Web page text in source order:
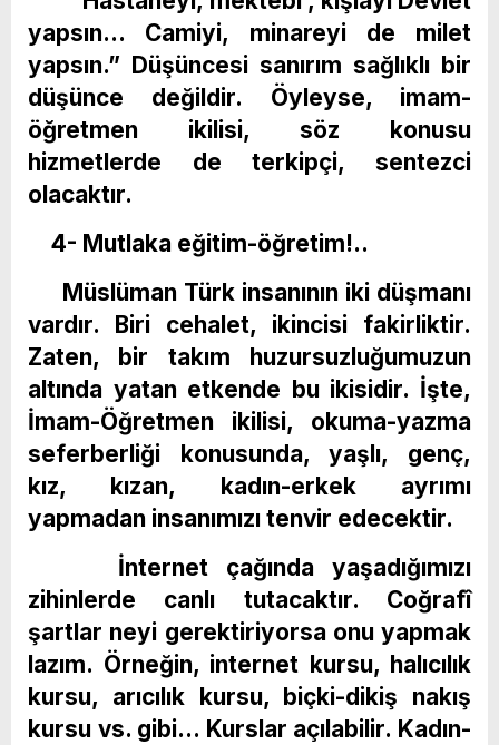
yapsın… Camiyi, minareyi de milet
yapsın.” Düşüncesi sanırım sağlıklı bir
düşünce değildir. Öyleyse, imam-
öğretmen ikilisi, söz konusu
hizmetlerde de terkipçi, sentezci
olacaktır.
4- Mutlaka eğitim-öğretim!..
Müslüman Türk insanının iki düşmanı
vardır. Biri cehalet, ikincisi fakirliktir.
Zaten, bir takım huzursuzluğumuzun
altında yatan etkende bu ikisidir. İşte,
İmam-Öğretmen ikilisi, okuma-yazma
seferberliği konusunda, yaşlı, genç,
kız, kızan, kadın-erkek ayrımı
yapmadan insanımızı tenvir edecektir.
İnternet çağında yaşadığımızı
zihinlerde canlı tutacaktır. Coğrafî
şartlar neyi gerektiriyorsa onu yapmak
lazım. Örneğin, internet kursu, halıcılık
kursu, arıcılık kursu, biçki-dikiş nakış
kursu vs. gibi… Kurslar açılabilir. Kadın-